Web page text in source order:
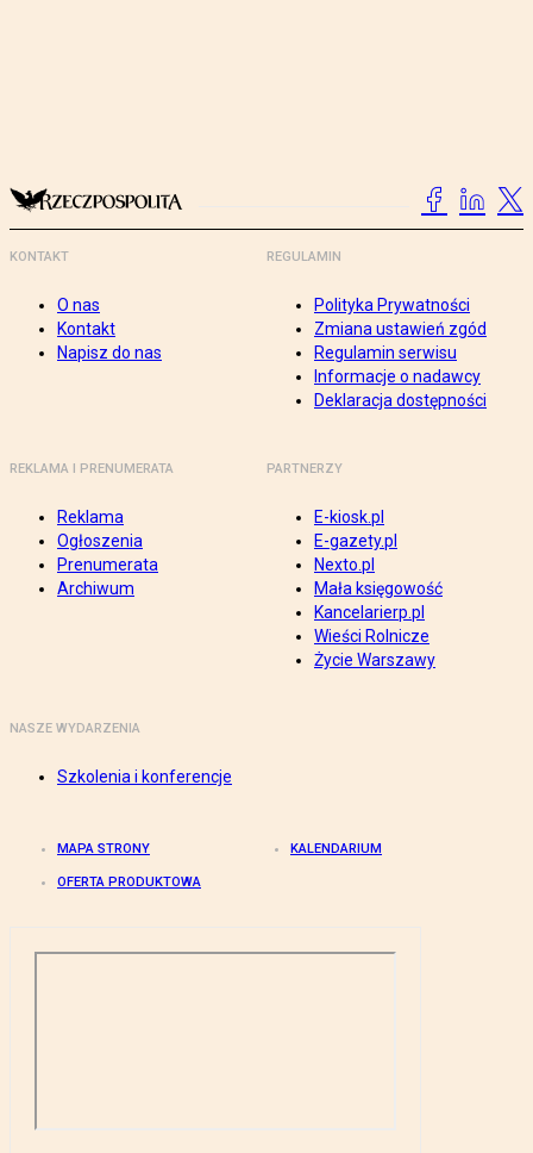
KONTAKT
O nas
Kontakt
Napisz do nas
REGULAMIN
Polityka Prywatności
Zmiana ustawień zgód
Regulamin serwisu
Informacje o nadawcy
Deklaracja dostępności
REKLAMA I PRENUMERATA
Reklama
Ogłoszenia
Prenumerata
Archiwum
PARTNERZY
E-kiosk.pl
E-gazety.pl
Nexto.pl
Mała księgowość
Kancelarierp.pl
Wieści Rolnicze
Życie Warszawy
NASZE WYDARZENIA
Szkolenia i konferencje
MAPA STRONY KALENDARIUM
OFERTA PRODUKTOWA